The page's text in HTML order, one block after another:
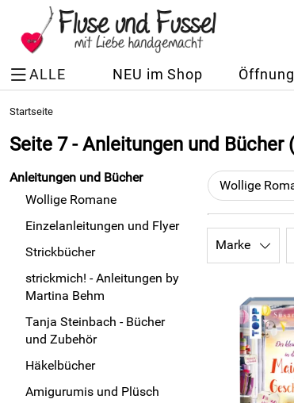
ALLE NEU im Shop
Startseite
Seite 7 - Anleitungen und Bücher
Anleitungen und Bücher
Wollige Romane
Einzelanleitungen und Flyer
Strickbücher
strickmich! - Anleitungen by
Martina Behm
Tanja Steinbach - Bücher
und Zubehör
Häkelbücher
Amigurumis und Plüsch
Wollige
Marke